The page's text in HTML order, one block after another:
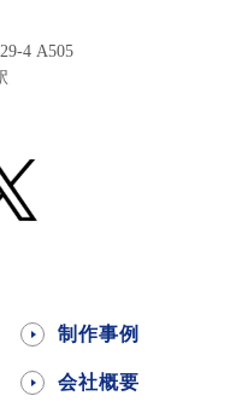
4 A505
制作事例
会社概要